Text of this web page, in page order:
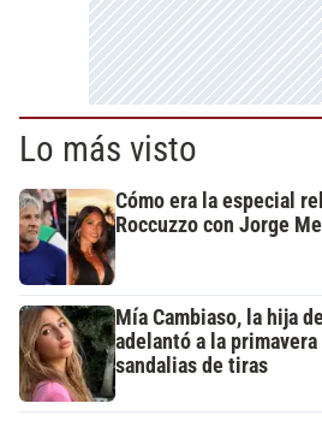
Lo más visto
Cómo era la especial
Roccuzzo con Jorge
Mía Cambiaso, la hija
adelantó a la
sandalias de tiras